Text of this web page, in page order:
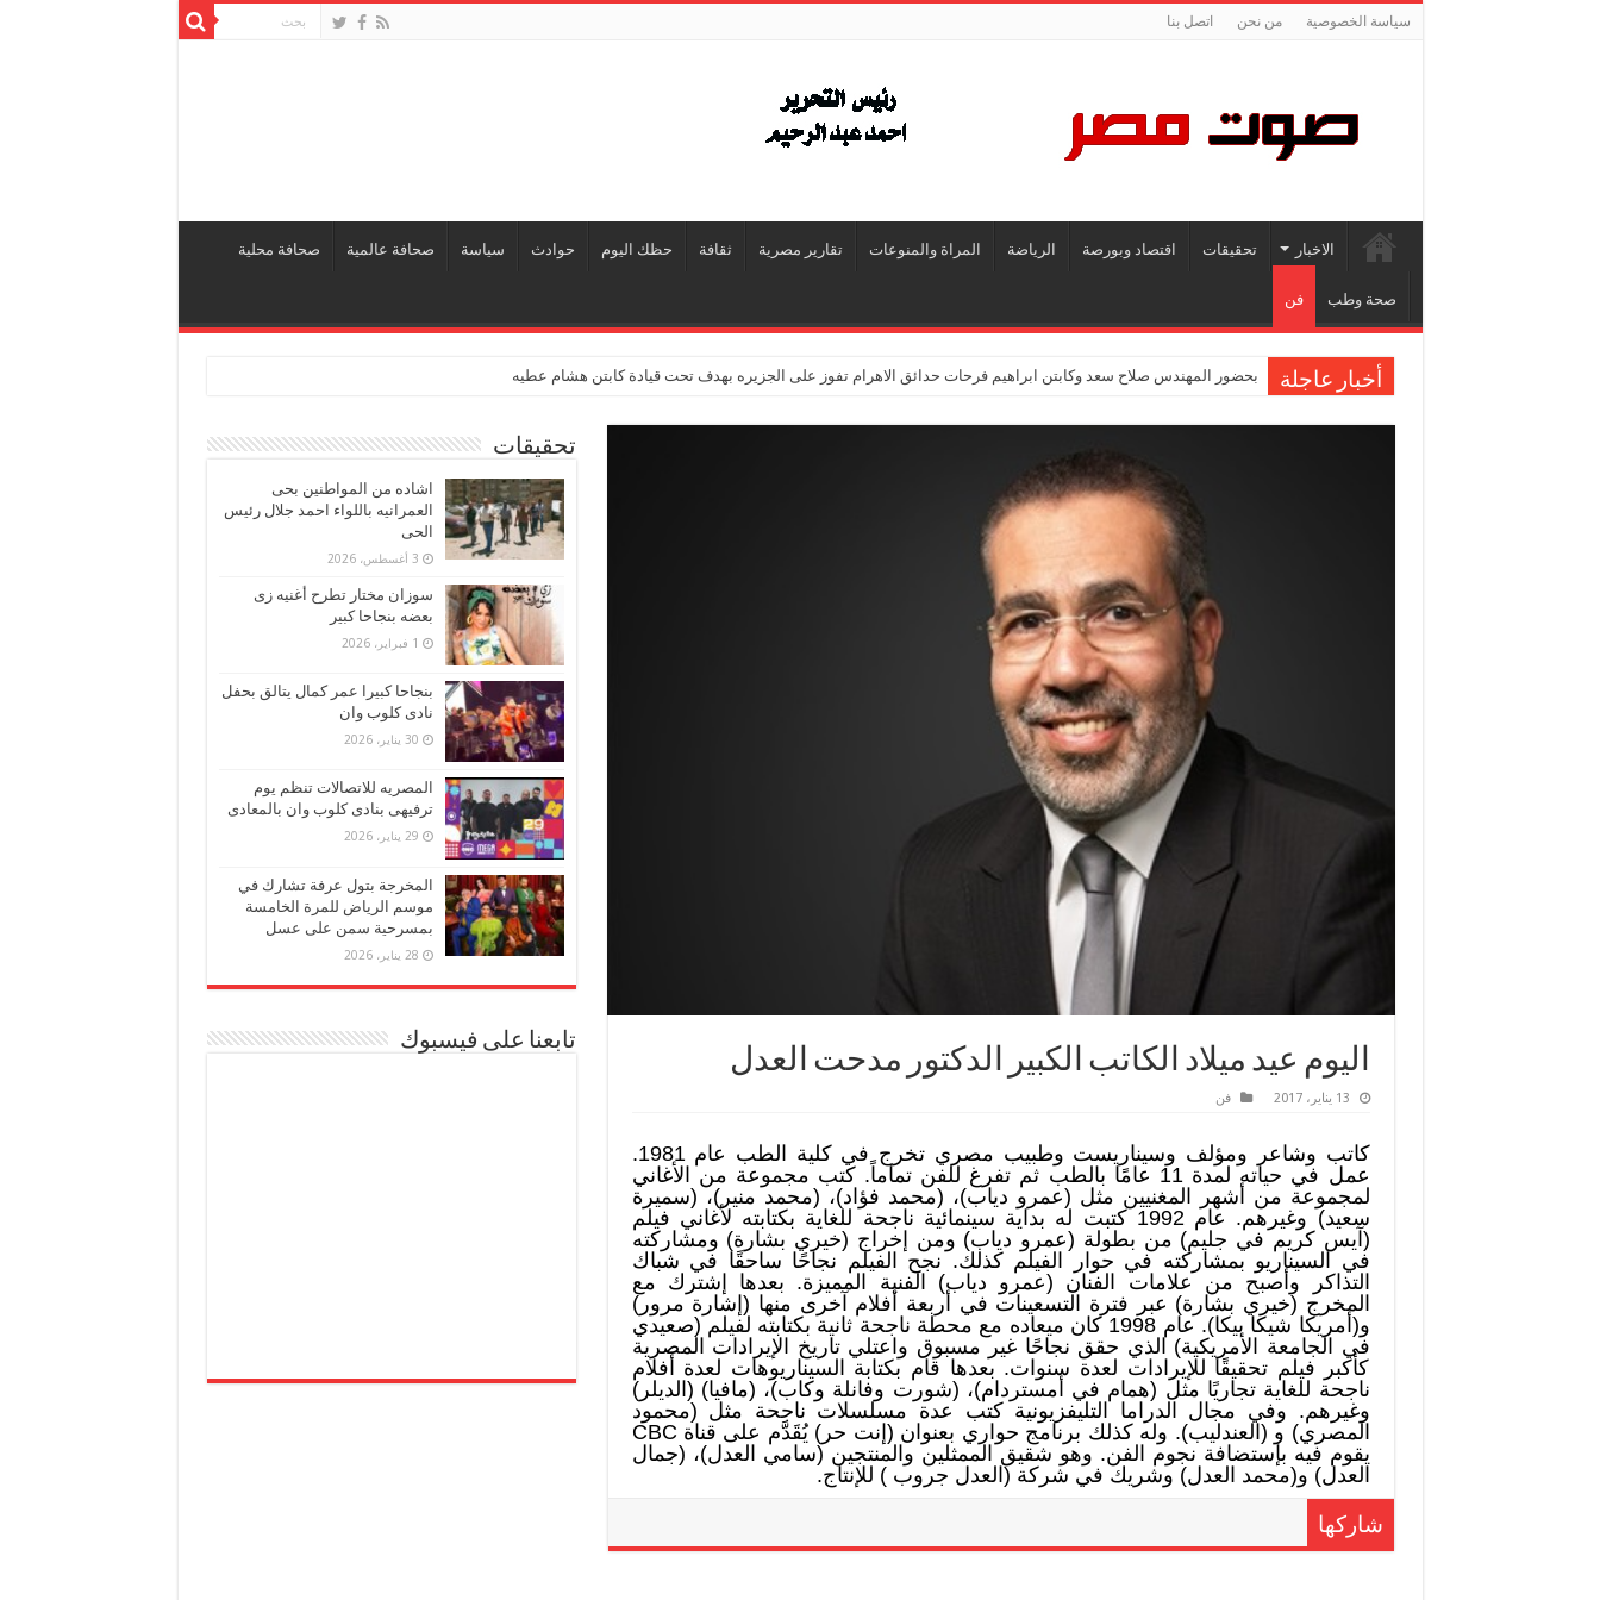
سياسة الخصوصية من نحن اتصل بنا
الاخبار تحقيقات اقتصاد وبورصة الرياضة المراة والمنوعات تقارير مصرية ثقافة حظك اليوم حوادث سياسة صحافة عالمية صحافة محلية
صحة وطب فن
أخبار عاجلة بحضور المهندس صلاح سعد وكابتن ابراهيم فرحات حدائق الاهرام تفوز على الجزيره بهدف تحت قيادة كابتن هشام عطيه
اليوم عيد ميلاد الكاتب الكبير الدكتور مدحت العدل
13 يناير، 2017 فن
كاتب وشاعر ومؤلف وسيناريست وطبيب مصري تخرج في كلية الطب عام 1981.
عمل في حياته لمدة 11 عامًا بالطب ثم تفرغ للفن تماماً. كتب مجموعة من الأغاني
لمجموعة من أشهر المغنيين مثل (عمرو دياب)، (محمد فؤاد)، (محمد منير)، (سميرة
سعيد) وغيرهم. عام 1992 كتبت له بداية سينمائية ناجحة للغاية بكتابته لأغاني فيلم
(آيس كريم في جليم) من بطولة (عمرو دياب) ومن إخراج (خيري بشارة) ومشاركته
في السيناريو بمشاركته في حوار الفيلم كذلك. نجح الفيلم نجاحًا ساحقًا في شباك
التذاكر وأصبح من علامات الفنان (عمرو دياب) الفنية المميزة. بعدها إشترك مع
المخرج (خيري بشارة) عبر فترة التسعينات في أربعة أفلام آخرى منها (إشارة مرور)
و(أمريكا شيكا بيكا). عام 1998 كان ميعاده مع محطة ناجحة ثانية بكتابته لفيلم (صعيدي
في الجامعة الأمريكية) الذي حقق نجاحًا غير مسبوق واعتلي تاريخ الإيرادات المصرية
كأكبر فيلم تحقيقًا للإيرادات لعدة سنوات. بعدها قام بكتابة السيناريوهات لعدة أفلام
ناجحة للغاية تجاريًا مثل (همام في أمستردام)، (شورت وفانلة وكاب)، (مافيا) (الديلر)
وغيرهم. وفي مجال الدراما التليفزيونية كتب عدة مسلسلات ناجحة مثل (محمود
المصري) و (العندليب). وله كذلك برنامج حواري بعنوان (إنت حر) يُقَدَّم على قناة CBC
يقوم فيه بإستضافة نجوم الفن. وهو شقيق الممثلين والمنتجين (سامي العدل)، (جمال
العدل) و(محمد العدل) وشريك في شركة (العدل جروب ) للإنتاج.
شاركها
تحقيقات
اشاده من المواطنين بحى
العمرانيه باللواء احمد جلال رئيس
الحى
3 أغسطس، 2026
سوزان مختار تطرح أغنيه زى
بعضه بنجاحا كبير
1 فبراير، 2026
بنجاحا كبيرا عمر كمال يتالق بحفل
نادى كلوب وان
30 يناير، 2026
المصريه للاتصالات تنظم يوم
ترفيهى بنادى كلوب وان بالمعادى
29 يناير، 2026
المخرجة بتول عرفة تشارك في
موسم الرياض للمرة الخامسة
بمسرحية سمن على عسل
28 يناير، 2026
تابعنا على فيسبوك